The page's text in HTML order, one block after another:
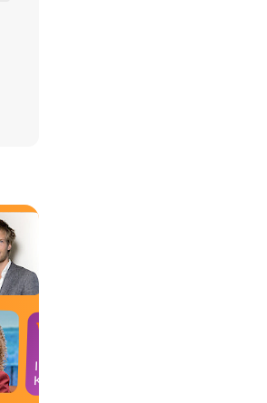
In de
Kantine